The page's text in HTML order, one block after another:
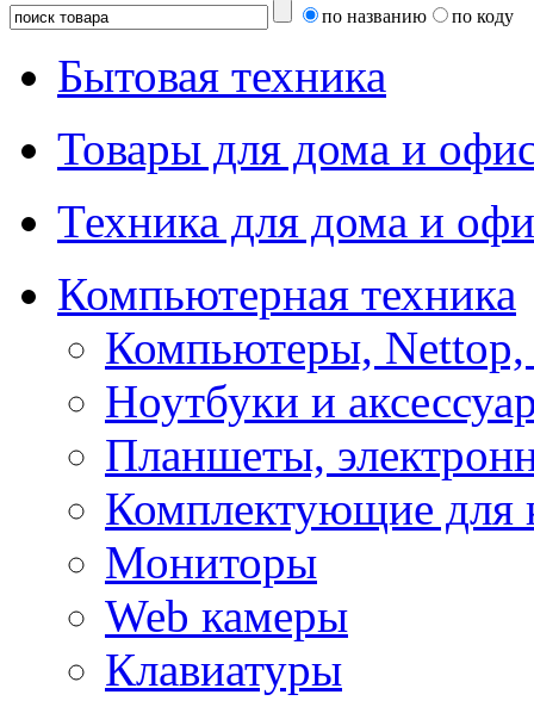
по названию по коду
Бытовая техника
Товары для дома и
Техника для дома и
Компьютерная техника
Компьютеры,
Ноутбуки и
Планшеты,
Комплектующие для
Мониторы
Web камеры
Клавиатуры